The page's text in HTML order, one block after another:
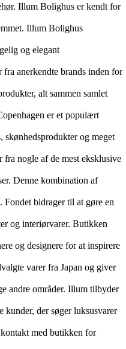
Illum Bolighus er kendt for
Illum Bolighus
og elegant
anerkendte brands inden for
alt sammen samlet
er et populært
og meget
nogle af de mest eksklusive
Denne kombination af
bidrager til at gøre en
og interiørvarer. Butikken
og designere for at inspirere
varer fra Japan og giver
andre områder. Illum tilbyder
der søger luksusvarer
med butikken for